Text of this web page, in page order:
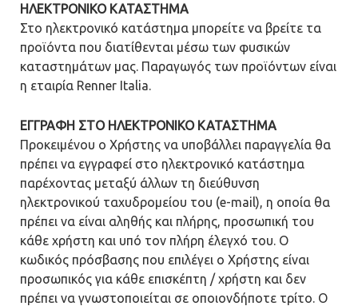
ΗΛΕΚΤΡΟΝΙΚΟ ΚΑΤΑΣΤΗΜΑ
Στο ηλεκτρονικό κατάστημα μπορείτε να βρείτε τα
προϊόντα που διατίθενται μέσω των φυσικών
καταστημάτων μας. Παραγωγός των προϊόντων είναι
η εταιρία Renner Italia.
ΕΓΓΡΑΦΗ ΣΤΟ ΗΛΕΚΤΡΟΝΙΚΟ ΚΑΤΑΣΤΗΜΑ
Προκειμένου ο Χρήστης να υποβάλλει παραγγελία θα
πρέπει να εγγραφεί στο ηλεκτρονικό κατάστημα
παρέχοντας μεταξύ άλλων τη διεύθυνση
ηλεκτρονικού ταχυδρομείου του (e-mail), η οποία θα
πρέπει να είναι αληθής και πλήρης, προσωπική του
κάθε χρήστη και υπό τον πλήρη έλεγχό του. O
κωδικός πρόσβασης που επιλέγει ο Χρήστης είναι
προσωπικός για κάθε επισκέπτη / χρήστη και δεν
πρέπει να γνωστοποιείται σε οποιονδήποτε τρίτο. Ο